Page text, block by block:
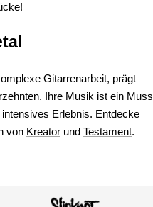
Gitarrenarbeit, prägt
Ihre Musik ist ein Muss
Erlebnis. Entdecke
von Kreator und Testament.